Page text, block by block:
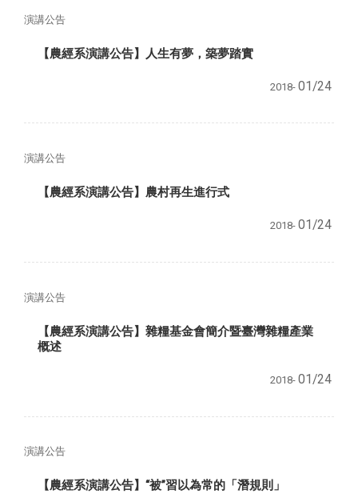
演講公告
【農經系演講公告】人生有夢，築夢踏實
2018- 01/24
演講公告
【農經系演講公告】農村再生進行式
2018- 01/24
演講公告
【農經系演講公告】雜糧基金會簡介暨臺灣雜糧產業
概述
2018- 01/24
演講公告
【農經系演講公告】“被”習以為常的「潛規則」